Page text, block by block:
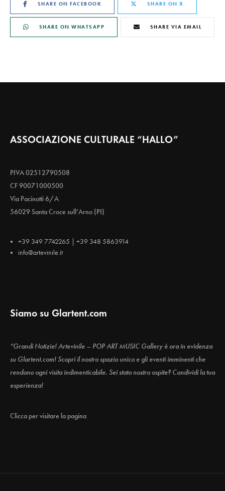
SHARE ON FACEBOOK SHARE ON X
SHARE ON WHATSAPP SHARE VIA EMAIL
ASSOCIAZIONE CULTURALE “HALLO”
PIVA 02512790508
CF 90071000500
Via Pacinotti 6/A
56029 Santa Croce sull’Arno (PI)
+39 349 7742265 | +39 348 5863914
info@artevinile.it
Siamo su Glartent.com
“Grandi Notizie! Artevinile – POP ART MUSIC Gallery è ora in evidenza
su Glartent.com! Scopri il nostro spazio unico e gli eventi imminenti che
rendono ogni visita indimenticabile. Sei stato nostro ospite? Condividi la tua
esperienza!
Clicca per visitare la pagina